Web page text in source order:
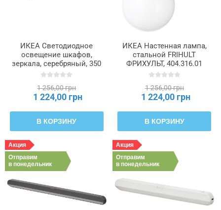
ИКЕА Светодиодное
освещение шкафов,
зеркала, серебряный, 350
мм VÅTHULT, 404.675.48
1 256,00 грн
1 224,00 грн
В КОРЗИНУ
ИКЕА Настенная лампа,
стальной FRIHULT
ФРИХУЛЬТ, 404.316.01
1 256,00 грн
1 224,00 грн
В КОРЗИНУ
Акция
Отправим
в понедельник
Акция
Отправим
в понедельник